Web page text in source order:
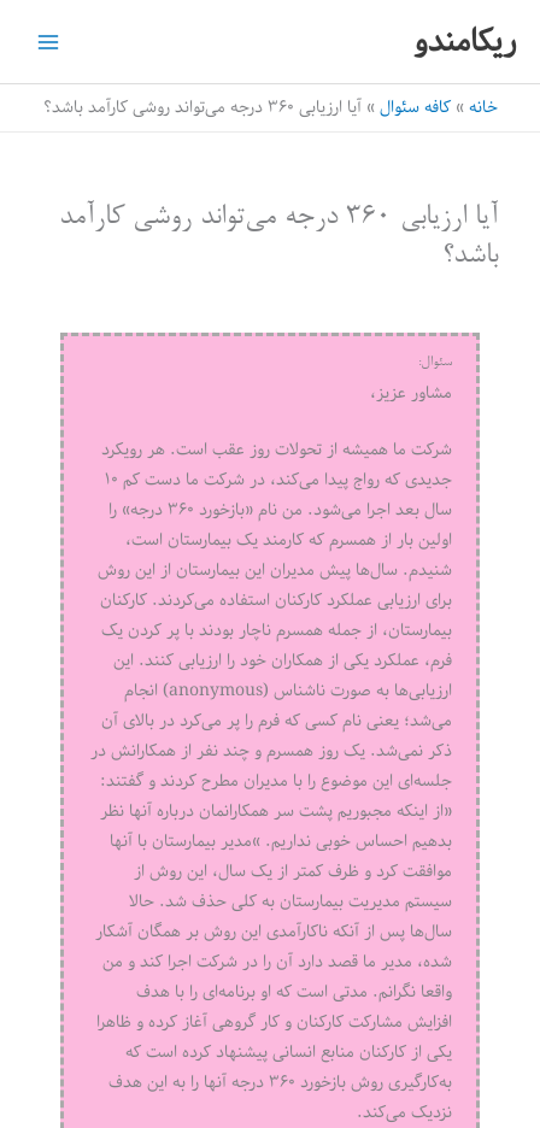
ریکامندو
خانه کافه سئوال آیا ارزیابی ۳۶۰ درجه می‌تواند روشی کارآمد باشد؟
آیا ارزیابی ۳۶۰ درجه می‌تواند روشی کارآمد
باشد؟
سئوال:
مشاور عزیز،
شرکت ما همیشه از تحولات روز عقب است. هر رویکرد
جدیدی که رواج پیدا می‌کند، در شرکت ما دست کم ۱۰
سال بعد اجرا می‌شود. من نام «بازخورد ۳۶۰ درجه» را
اولین بار از همسرم که کارمند یک بیمارستان است،
شنیدم. سال‌ها پیش مدیران این بیمارستان از این روش
برای ارزیابی عملکرد کارکنان استفاده می‌کردند. کارکنان
بیمارستان، از جمله همسرم ناچار بودند با پر کردن یک
فرم، عملکرد یکی از همکاران خود را ارزیابی کنند. این
ارزیابی‌ها به صورت ناشناس (anonymous) انجام
می‌شد؛ یعنی نام کسی که فرم را پر می‌کرد در بالای آن
ذکر نمی‌شد. یک روز همسرم و چند نفر از همکارانش در
جلسه‌ای این موضوع را با مدیران مطرح کردند و گفتند:
«از اینکه مجبوریم پشت سر همکارانمان درباره آنها نظر
بدهیم احساس خوبی نداریم. »مدیر بیمارستان با آنها
موافقت کرد و ظرف کمتر از یک سال، این روش از
سیستم مدیریت بیمارستان به کلی حذف شد. حالا
سال‌‌ها پس از آنکه ناکارآمدی این روش بر همگان آشکار
شده، مدیر ما قصد دارد آن را در شرکت اجرا کند و من
واقعا نگرانم. مدتی است که او برنامه‌ای را با هدف
افزایش مشارکت کارکنان و کار گروهی آغاز کرده و ظاهرا
یکی از کارکنان منابع انسانی پیشنهاد کرده است که
به‌کارگیری روش بازخورد ۳۶۰ درجه آنها را به این هدف
نزدیک می‌کند.